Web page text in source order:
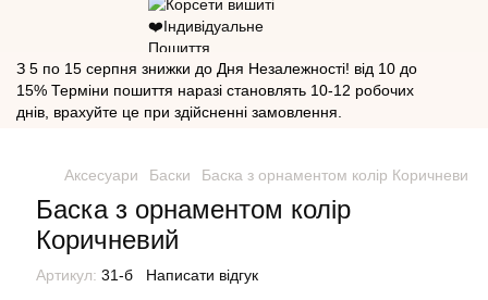
З 5 по 15 серпня знижки до Дня Незалежності! від 10 до
15% Терміни пошиття наразі становлять 10-12 робочих
днів, врахуйте це при здійсненні замовлення.
Аксесуари Баски Баска з орнаментом колір Коричневий
Баска з орнаментом колір
Коричневий
Артикул: 31-б Написати відгук